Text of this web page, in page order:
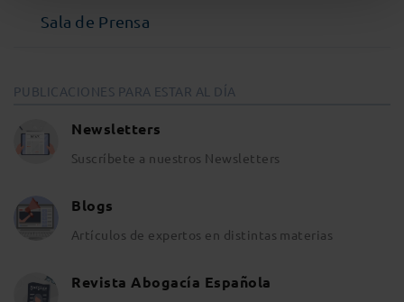
Sala de Prensa
PUBLICACIONES PARA ESTAR AL DÍA
Newsletters
Suscríbete a nuestros Newsletters
Blogs
Artículos de expertos en distintas materias
Revista Abogacía Española